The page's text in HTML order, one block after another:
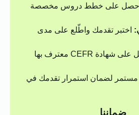
احصل على خطط دروس مخصصة
اختبر تقدمك واطّلع على مدى
احصل على شهادة CEFR معترف بها
لضمان استمرار تقدمك في
ضماننا